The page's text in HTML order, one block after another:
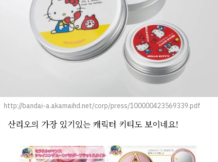
http://bandai-a.akamaihd.net/corp/press/100000423569339.pdf
산리오의 가장 있기있는 캐릭터 키티도 보이네요!